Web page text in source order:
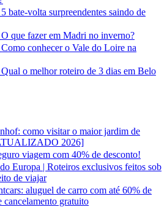
bate-volta surpreendentes saindo de
que fazer em Madri no inverno?
conhecer o Vale do Loire na
o melhor roteiro de 3 dias em Belo
como visitar o maior jardim de
2026]
viagem com 40% de desconto!
Europa | Roteiros exclusivos feitos sob
de viajar
aluguel de carro com até 60% de
cancelamento gratuito